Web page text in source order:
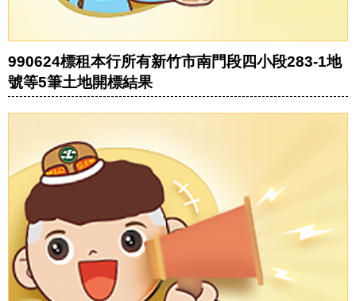
990624標租本行所有新竹市南門段四小段283-1地
號等5筆土地開標結果